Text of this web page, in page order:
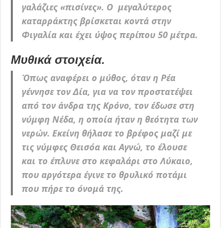
γαλάζιες «πισίνες». Ο μεγαλύτερος
καταρράκτης βρίσκεται κοντά στην
Φιγαλία και έχει ύψος περίπου 50 μέτρα.
Μυθικά στοιχεία.
Όπως αναφέρει ο μύθος, όταν η Ρέα
γέννησε τον Δία, για να τον προστατέψει
από τον άνδρα της Κρόνο, τον έδωσε στη
νύμφη Νέδα, η οποία ήτανη θεότητα των
νερών. Εκείνη θήλασε το βρέφος μαζί με
τις νύμφες Θεισόα και Αγνώ, το έλουσε
και το έπλυνε στο κεφαλάρι στο Λύκαιο,
που αργότερα έγινε το θρυλικό ποτάμι
που πήρε το όνομά της.